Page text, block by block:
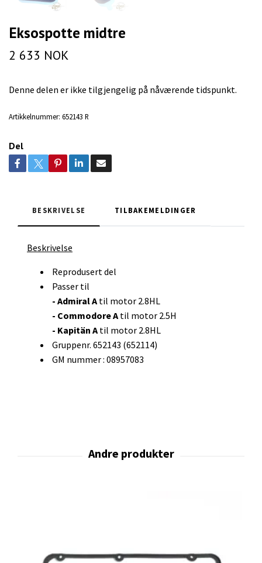
Eksospotte midtre
2 633 NOK
Denne delen er ikke tilgjengelig på nåværende tidspunkt.
Artikkelnummer: 652143 R
Del
BESKRIVELSE TILBAKEMELDINGER
Beskrivelse
Reprodusert del
Passer til
- Admiral Atil motor 2.8HL
- Commodore Atil motor 2.5H
- Kapitän Atil motor 2.8HL
Gruppenr. 652143 (652114)
GM nummer : 08957083